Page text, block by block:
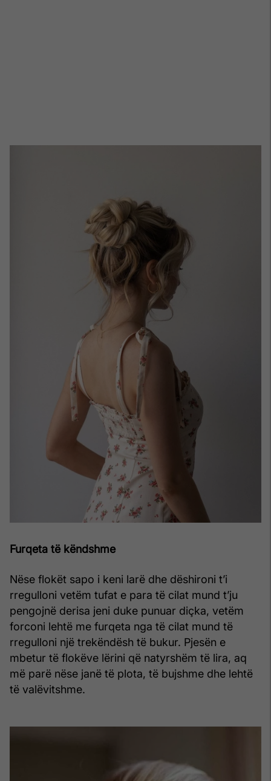
Furqeta të këndshme
Nëse flokët sapo i keni larë dhe dëshironi t’i
rregulloni vetëm tufat e para të cilat mund t’ju
pengojnë derisa jeni duke punuar diçka, vetëm
forconi lehtë me furqeta nga të cilat mund të
rregulloni një trekëndësh të bukur. Pjesën e
mbetur të flokëve lërini që natyrshëm të lira, aq
më parë nëse janë të plota, të bujshme dhe lehtë
të valëvitshme.